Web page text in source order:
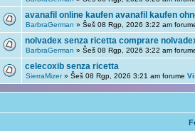
avanafil online kaufen avanafil kaufen
BarbraGerman » Šeš 08 Rgp, 2026 3:22 am
nolvadex senza ricetta comprare
BarbraGerman » Šeš 08 Rgp, 2026 3:22 am
celecoxib senza ricetta
SierraMizer» Šeš 08 Rgp, 2026 3:21 am forume